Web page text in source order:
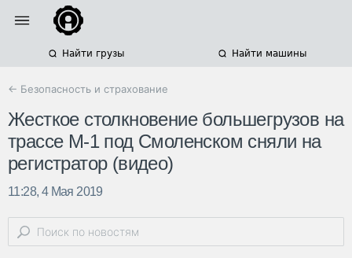
Найти грузы Найти машины
← Безопасность и страхование
Жесткое столкновение большегрузов на
трассе М-1 под Смоленском сняли на
регистратор (видео)
11:28, 4 Мая 2019